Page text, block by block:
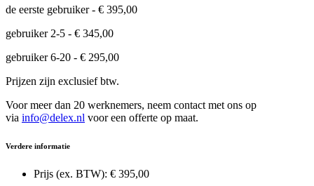
de eerste gebruiker - € 395,00
gebruiker 2-5 - € 345,00
gebruiker 6-20 - € 295,00
Prijzen zijn exclusief btw.
Voor meer dan 20 werknemers, neem contact met ons op
via info@delex.nl voor een offerte op maat.
Verdere informatie
Prijs (ex. BTW): € 395,00